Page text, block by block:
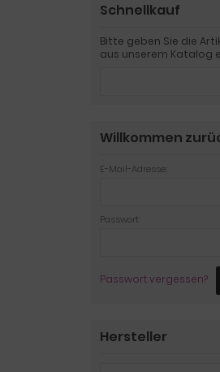
Schnellkauf
Bitte geben Sie die
aus unserem Katalog
Willkommen
E-Mail-Adresse:
Passwort:
Passwort vergessen?
Hersteller